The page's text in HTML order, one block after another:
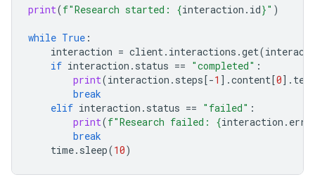
print(f"Research started: {interaction . id}" )
while True :
interaction = client. interactions .get(
if interaction . status == "completed" :
print(interaction . steps[-1 ] .content[0] . text
break
elif interaction . status == "failed" :
print(f"Research failed: {interaction .
break
time. sleep(10)